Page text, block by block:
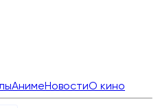
АнимеНовостиО кино